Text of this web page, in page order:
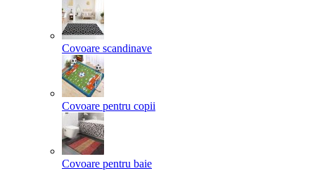
Covoare scandinave
Covoare pentru copii
Covoare pentru baie